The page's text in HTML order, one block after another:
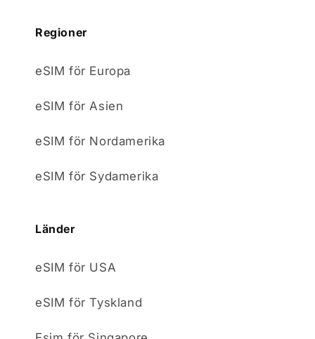
Regioner
eSIM för Europa
eSIM för Asien
eSIM för Nordamerika
eSIM för Sydamerika
Länder
eSIM för USA
eSIM för Tyskland